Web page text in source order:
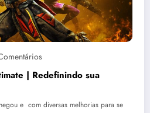
| Redefinindo sua
e com diversas melhorias para se